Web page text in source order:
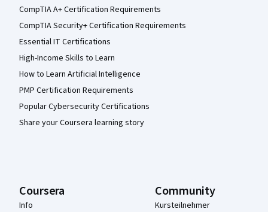
CompTIA A+ Certification Requirements
CompTIA Security+ Certification Requirements
Essential IT Certifications
High-Income Skills to Learn
How to Learn Artificial Intelligence
PMP Certification Requirements
Popular Cybersecurity Certifications
Share your Coursera learning story
Coursera
Info
Community
Kursteilnehmer